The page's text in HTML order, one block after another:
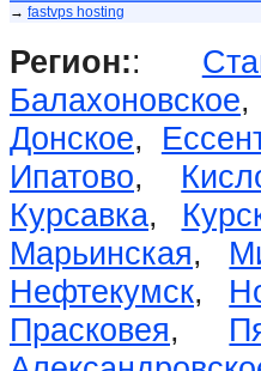
→ fastvps hosting
Регион::
Балахоновское
Донское,
Ипатово,
Курсавка,
Марьинская,
Нефтекумск,
Прасковея,